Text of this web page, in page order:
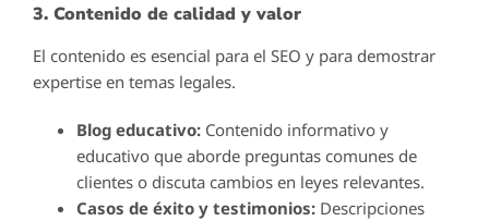
3. Contenido de calidad y valor
El contenido es esencial para el SEO y para demostrar
expertise en temas legales.
Blog educativo: Contenido informativo y
educativo que aborde preguntas comunes de
clientes o discuta cambios en leyes relevantes.
Casos de éxito y testimonios: Descripciones